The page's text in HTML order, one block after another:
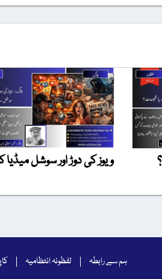
ویوز کی دوڑ اور سوشل میڈیا
ہم سے رابطہ لفظونہ انتظامیہ